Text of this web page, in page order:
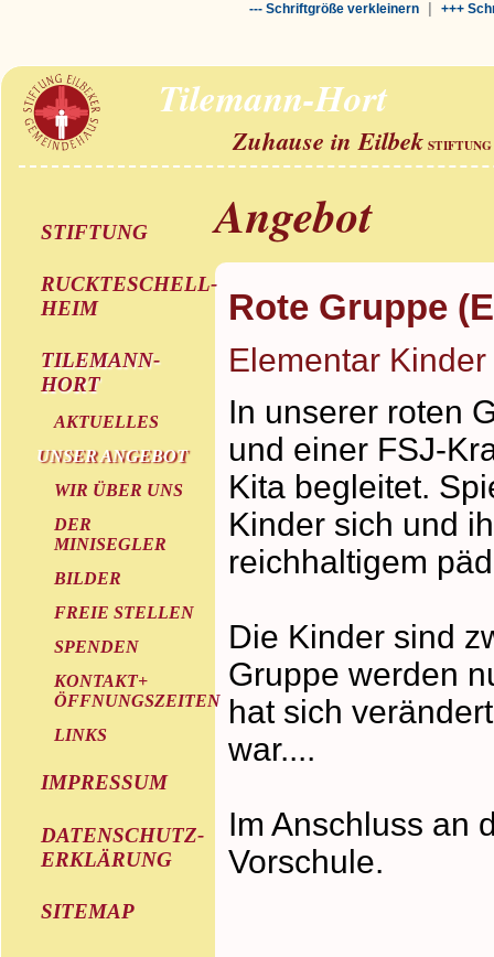
--- Schriftgröße verkleinern| +++
Tilemann-Hort
Zuhause in Eilbek
STIFTUNG
RUCKTESCHELL-
HEIM
TILEMANN-
HORT
AKTUELLES
UNSER ANGEBOT
WIR ÜBER UNS
DER
MINISEGLER
BILDER
FREIE STELLEN
SPENDEN
KONTAKT+
ÖFFNUNGSZEITEN
LINKS
IMPRESSUM
DATENSCHUTZ-
ERKLÄRUNG
SITEMAP
Angebot
Rote Gruppe
Elementar Kinder
In unserer roten
und einer FSJ-
Kita begleitet.
Kinder sich und
reichhaltigem
Die Kinder sind
Gruppe werden
hat sich
war....
Im Anschluss an
Vorschule.